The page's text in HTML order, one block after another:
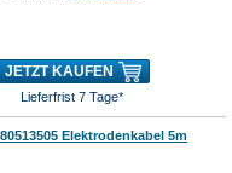
JETZT KAUFEN
Lieferfrist 7 Tage*
Elektrodenkabel 5m